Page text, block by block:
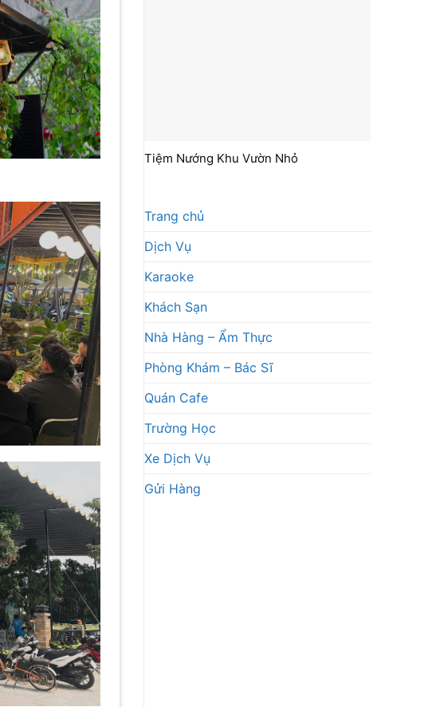
Tiệm Nướng Khu Vườn Nhỏ
Trang chủ
Dịch Vụ
Karaoke
Khách Sạn
Nhà Hàng – Ẩm Thực
Phòng Khám – Bác Sĩ
Quán Cafe
Trường Học
Xe Dịch Vụ
Gửi Hàng